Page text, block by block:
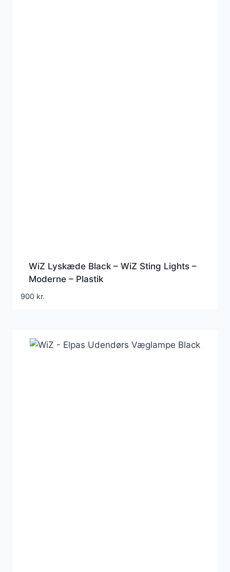
WiZ Lyskæde Black – WiZ Sting Lights –
Moderne – Plastik
900 kr.